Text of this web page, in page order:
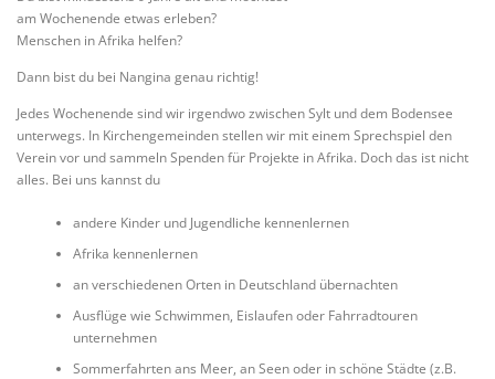
KONTAKT DATENSCHUTZERKLÄRUNG
am Wochenende etwas erleben?
Menschen in Afrika helfen?
Dann bist du bei Nangina genau richtig!
Jedes Wochenende sind wir irgendwo zwischen Sylt und dem Bodensee
unterwegs. In Kirchengemeinden stellen wir mit einem Sprechspiel den
Verein vor und sammeln Spenden für Projekte in Afrika. Doch das ist nicht
alles. Bei uns kannst du
andere Kinder und Jugendliche kennenlernen
Afrika kennenlernen
an verschiedenen Orten in Deutschland übernachten
Ausflüge wie Schwimmen, Eislaufen oder Fahrradtouren
unternehmen
Sommerfahrten ans Meer, an Seen oder in schöne Städte (z.B.